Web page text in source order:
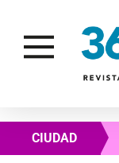
CIUDAD